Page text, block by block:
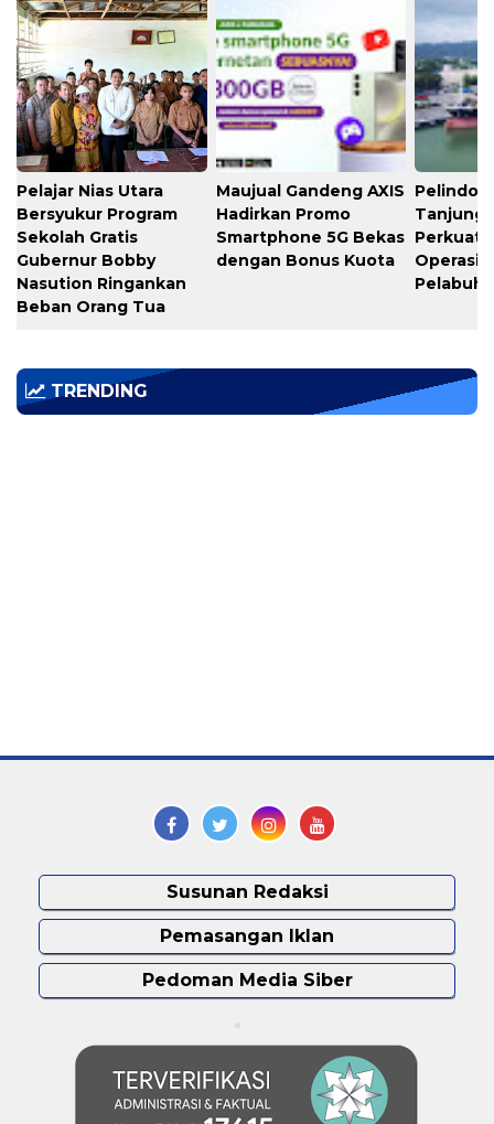
Pelajar Nias Utara
Bersyukur Program
Sekolah Gratis
Gubernur Bobby
Nasution Ringankan
Beban Orang Tua
Maujual Gandeng AXIS
Hadirkan Promo
Smartphone 5G Bekas
dengan Bonus Kuota
Pelindo
Tanjung
Perkuat
TRENDING
Susunan Redaksi
Pemasangan Iklan
Pedoman Media Siber